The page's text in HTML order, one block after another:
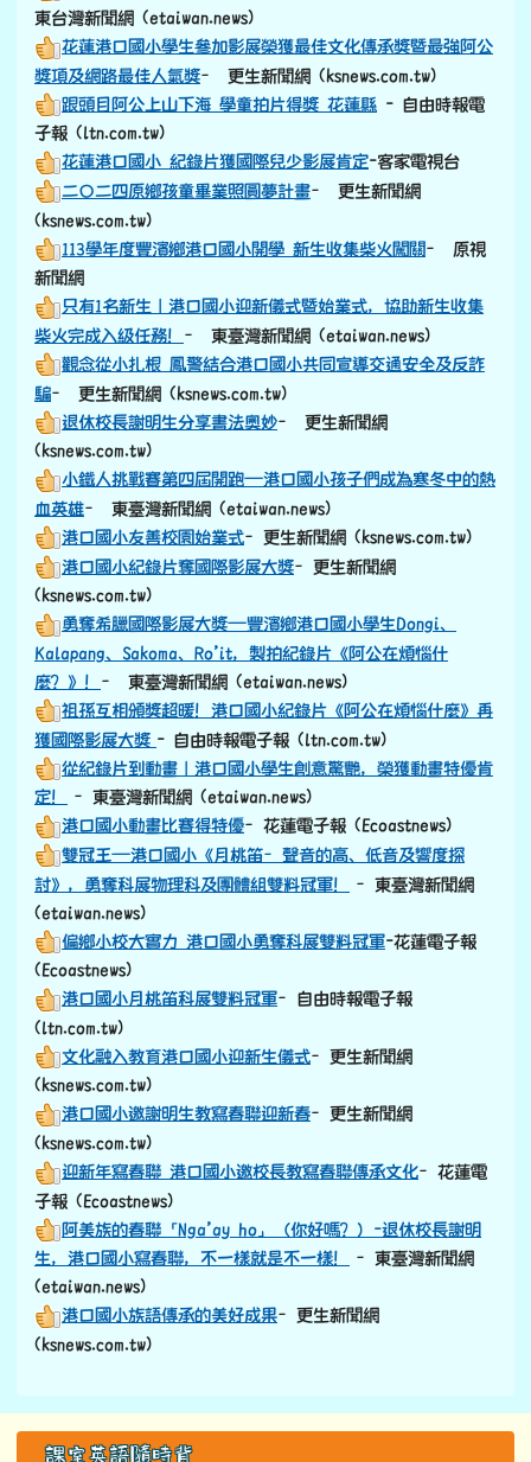
東台灣新聞網 (etaiwan.news)
花蓮港口國小學生參加影展榮獲最佳文化傳承獎暨最強阿公
獎項及網路最佳人氣獎– 更生新聞網 (ksnews.com.tw)
跟頭目阿公上山下海 學童拍片得獎 花蓮縣 - 自由時報電
子報 (ltn.com.tw)
花蓮港口國小 紀錄片獲國際兒少影展肯定-客家電視台
二〇二四原鄉孩童畢業照圓夢計畫– 更生新聞網
(ksnews.com.tw)
113學年度豐濱鄉港口國小開學 新生收集柴火闖關– 原視
新聞網
只有1名新生｜港口國小迎新儀式暨始業式，協助新生收集
柴火完成入級任務！ – 東臺灣新聞網 (etaiwan.news)
觀念從小扎根 鳳警結合港口國小共同宣導交通安全及反詐
騙– 更生新聞網 (ksnews.com.tw)
退休校長謝明生分享書法奧妙– 更生新聞網
(ksnews.com.tw)
小鐵人挑戰賽第四屆開跑—港口國小孩子們成為寒冬中的熱
血英雄– 東臺灣新聞網 (etaiwan.news)
港口國小友善校園始業式–更生新聞網 (ksnews.com.tw)
港口國小紀錄片奪國際影展大獎–更生新聞網
(ksnews.com.tw)
勇奪希臘國際影展大獎—豐濱鄉港口國小學生Dongi、
Kalapang、Sakoma、Ro’it，製拍紀錄片《阿公在煩惱什
麼？》！ – 東臺灣新聞網 (etaiwan.news)
祖孫互相頒獎超暖！港口國小紀錄片《阿公在煩惱什麼》再
獲國際影展大獎 - 自由時報電子報 (ltn.com.tw)
從紀錄片到動畫｜港口國小學生創意驚艷，榮獲動畫特優肯
定！
–東臺灣新聞網 (etaiwan.news)
港口國小動畫比賽得特優–花蓮電子報 (Ecoastnews)
雙冠王—港口國小《月桃笛–聲音的高、低音及響度探
討》，勇奪科展物理科及團體組雙料冠軍！
–東臺灣新聞網
(etaiwan.news)
偏鄉小校大實力 港口國小勇奪科展雙料冠軍-花蓮電子報
(Ecoastnews)
港口國小月桃笛科展雙料冠軍–自由時報電子報
(ltn.com.tw)
文化融入教育港口國小迎新生儀式–更生新聞網
(ksnews.com.tw)
港口國小邀謝明生教寫春聯迎新春–更生新聞網
(ksnews.com.tw)
迎新年寫春聯 港口國小邀校長教寫春聯傳承文化–花蓮電
子報 (Ecoastnews)
阿美族的春聯「Nga’ay ho」（你好嗎？）-退休校長謝明
生，港口國小寫春聯，不一樣就是不一樣！
–東臺灣新聞網
(etaiwan.news)
港口國小族語傳承的美好成果–更生新聞網
(ksnews.com.tw)
左邊區域內容
課室英語隨時背